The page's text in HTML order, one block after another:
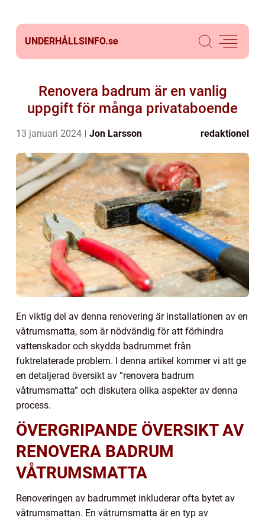
UNDERHÅLLSINFO.se
Renovera badrum är en vanlig
uppgift för många privataboende
13 januari 2024 Jon Larsson redaktionel
En viktig del av denna renovering är installationen av en
våtrumsmatta, som är nödvändig för att förhindra
vattenskador och skydda badrummet från
fuktrelaterade problem. I denna artikel kommer vi att ge
en detaljerad översikt av ”renovera badrum
våtrumsmatta” och diskutera olika aspekter av denna
process.
ÖVERGRIPANDE ÖVERSIKT AV
RENOVERA BADRUM
VÅTRUMSMATTA
Renoveringen av badrummet inkluderar ofta bytet av
våtrumsmattan. En våtrumsmatta är en typ av